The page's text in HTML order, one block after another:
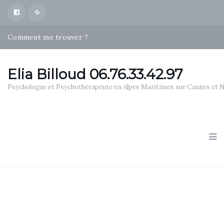
Facebook
Map
Comment me trouver ?
Psychothérapies Alpes Maritimes
Qui suis je ?
Elia Billoud 06.76.33.42.97
Psychologue et Psychothérapeute en Alpes Maritimes sur Cannes et